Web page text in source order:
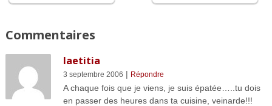
Commentaires
laetitia
3 septembre 2006 | Répondre
A chaque fois que je viens, je suis épatée…..tu dois
en passer des heures dans ta cuisine, veinarde!!!